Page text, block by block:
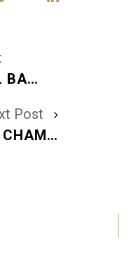
SAN PASCUAL BAILÓN: SANTORAL DEL DOMINGO 17 DE MAYO DE 2026
Post
ARCÁNGEL CHAMUEL: EL SAGRADO PODER DE LA UNIFICACIÓN Y EL DESPERTAR DEL CORAZÓN